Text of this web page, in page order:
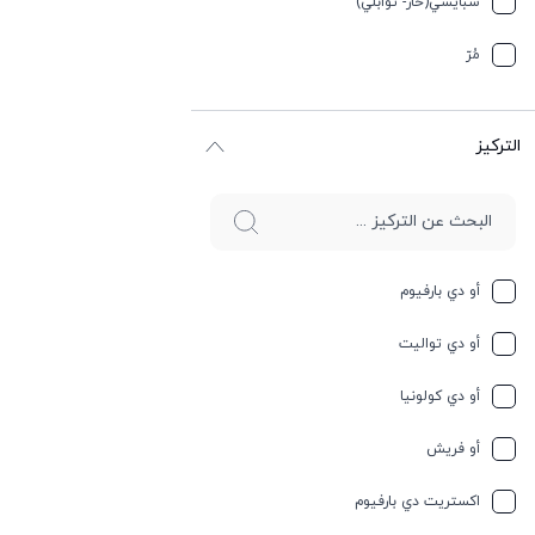
جوز الهند
حامِض
مُرّ
التركيز
أو دي بارفيوم
أو دي تواليت
أو دي كولونيا
أو فريش
اكستريت دي بارفيوم